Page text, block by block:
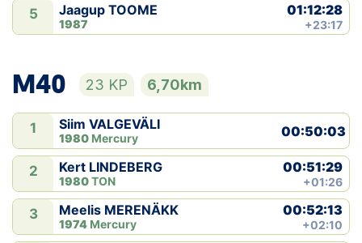
5 Jaagup TOOME
1987
01:12:28
+23:17
M40 23 KP 6,70km
1 Siim VALGEVÄLI
1980 Mercury 00:50:03
2 Kert LINDEBERG
1980TON
00:51:29
+01:26
3 Meelis MERENÄKK
1974 Mercury
00:52:13
+02:10